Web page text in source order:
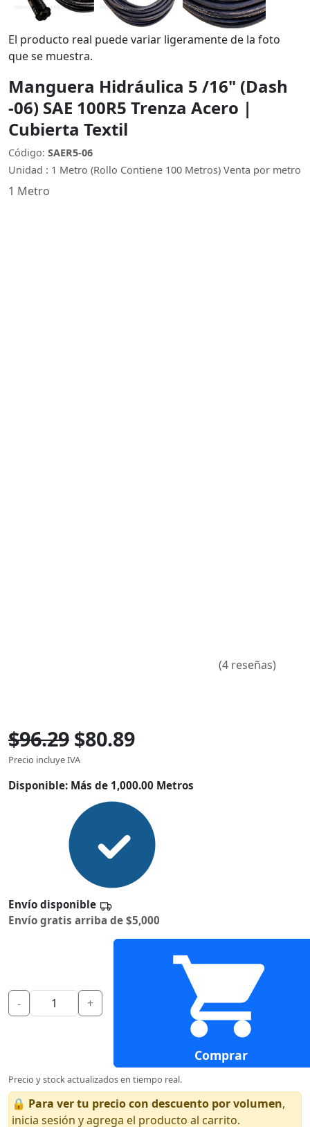
El producto real puede variar ligeramente de la foto
que se muestra.
Manguera Hidráulica 5 /16" (Dash
-06) SAE 100R5 Trenza Acero |
Cubierta Textil
Código: SAER5-06
Unidad : 1 Metro (Rollo Contiene 100 Metros) Venta por metro
1 Metro
(4 reseñas)
$96.29 $80.89
Precio incluye IVA
Disponible: Más de 1,000.00 Metros
Envío disponible
Envío gratis arriba de $5,000
- +
Comprar
Precio y stock actualizados en tiempo real.
🔒 Para ver tu precio con descuento por volumen,
inicia sesión y agrega el producto al carrito.